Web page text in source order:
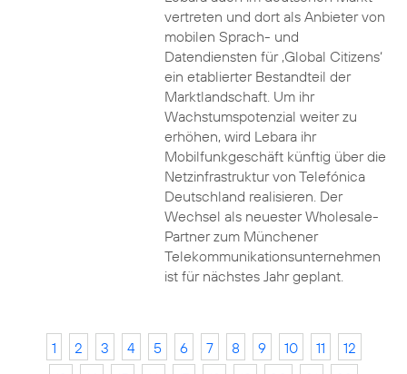
vertreten und dort als Anbieter von
mobilen Sprach- und
Datendiensten für ‚Global Citizens‘
ein etablierter Bestandteil der
Marktlandschaft. Um ihr
Wachstumspotenzial weiter zu
erhöhen, wird Lebara ihr
Mobilfunkgeschäft künftig über die
Netzinfrastruktur von Telefónica
Deutschland realisieren. Der
Wechsel als neuester Wholesale-
Partner zum Münchener
Telekommunikationsunternehmen
ist für nächstes Jahr geplant.
1 2 3 4 5 6 7 8 9 10 11
12